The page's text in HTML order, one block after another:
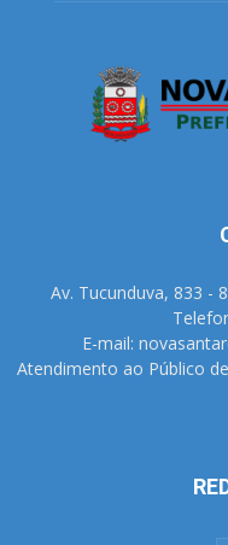
Av. Tucunduva, 833 -
E-mail:
Atendimento ao Público